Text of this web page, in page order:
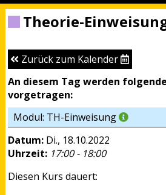
Theorie-
Zurück zum Kalender
An diesem Tag werden
vorgetragen:
Modul: TH-Einweisung
Datum: Di., 18.10.2022
Uhrzeit: 17:00 - 18:00
Diesen Kurs dauert: